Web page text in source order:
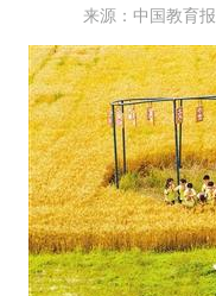
来源：中国教育报